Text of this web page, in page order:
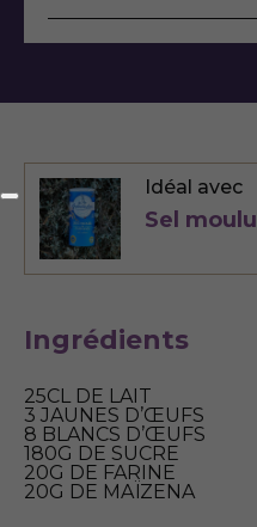
Idéal avec
Sel moulu
Ingrédients
25CL DE LAIT
3 JAUNES D’ŒUFS
8 BLANCS D’ŒUFS
180G DE SUCRE
20G DE FARINE
20G DE MAÏZENA